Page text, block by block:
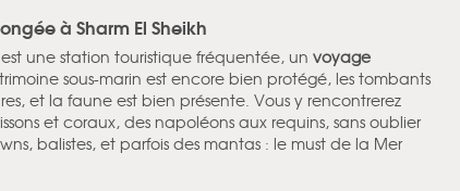
à Sharm El Sheikh
est une station touristique fréquentée, un voyage
sous-marin est encore bien protégé, les tombants
et la faune est bien présente. Vous y rencontrerez
et coraux, des napoléons aux requins, sans oublier
balistes, et parfois des mantas : le must de la Mer